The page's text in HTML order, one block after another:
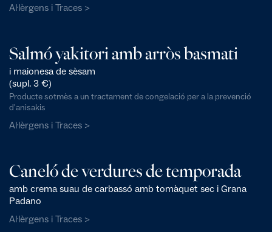
Al·lèrgens i Traces >
Salmó yakitori amb arròs basmati
i maionesa de sèsam
(supl. 3 €)
Producte sotmès a un tractament de congelació per a la prevenció
d'anisakis
Al·lèrgens i Traces >
Caneló de verdures de temporada
amb crema suau de carbassó amb tomàquet sec i Grana
Padano
Al·lèrgens i Traces >